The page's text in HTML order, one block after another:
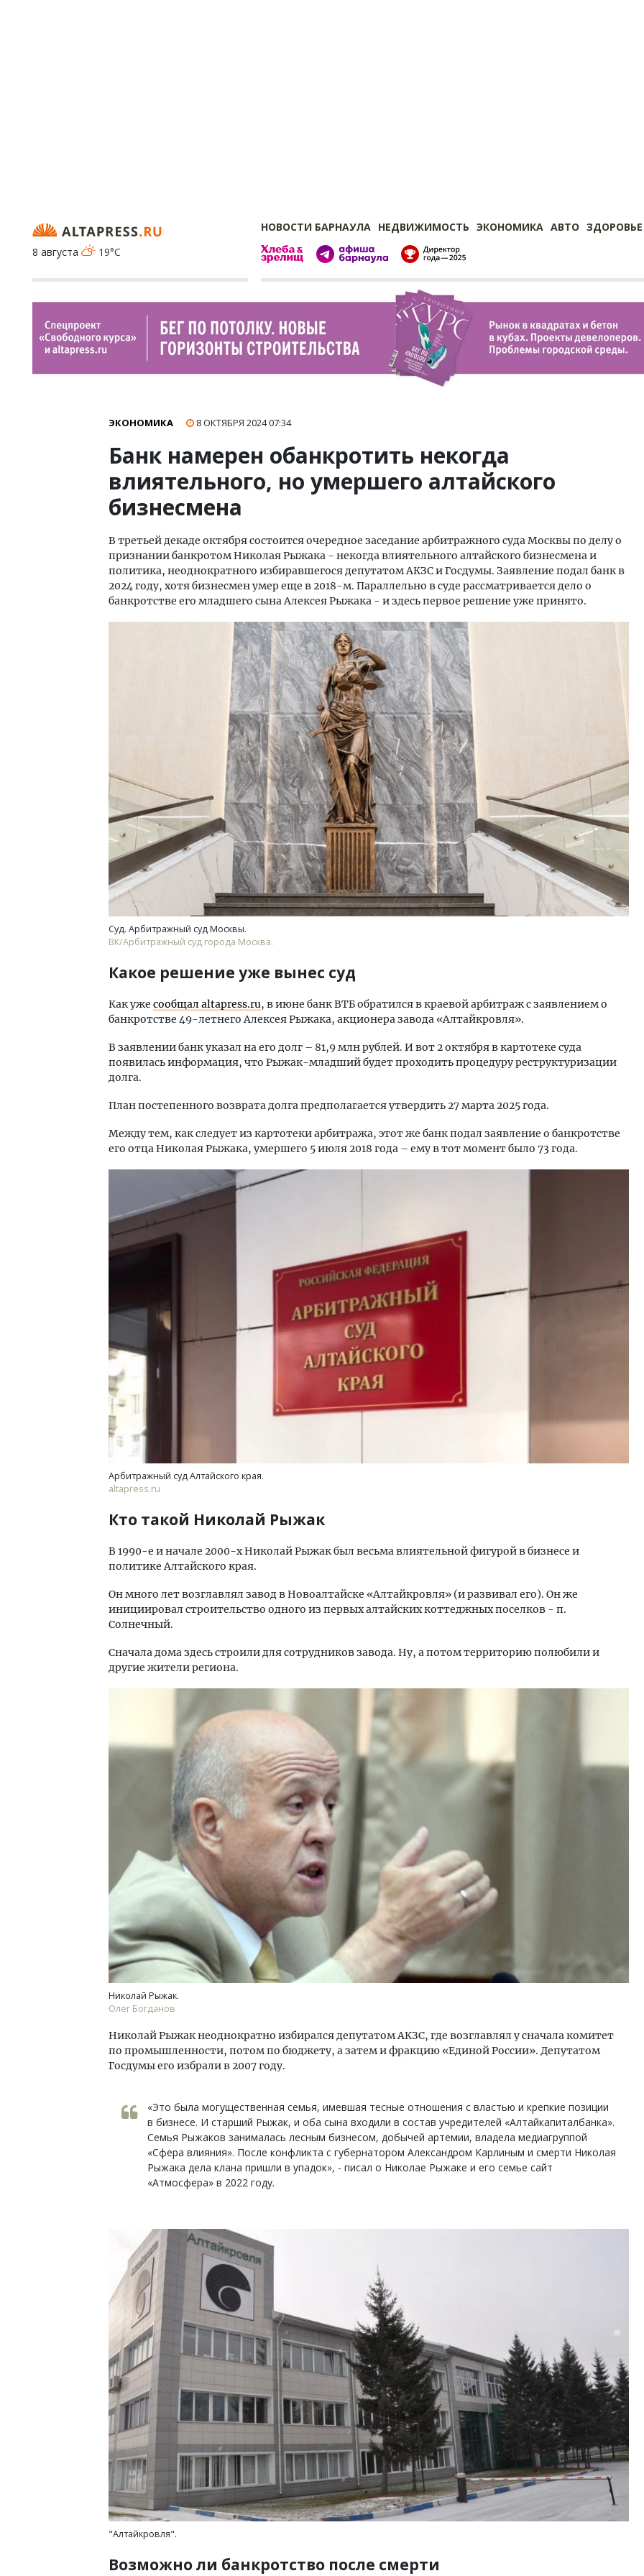
НОВОСТИ БАРНАУЛА НЕДВИЖИМОСТЬ ЭКОНОМИКА АВТО ЗДОРОВЬЕ
8 августа
19°C
ЭКОНОМИКА 8 ОКТЯБРЯ 202407:34
Банк намерен обанкротить некогда
влиятельного, но умершего алтайского
бизнесмена
В третьей декаде октября состоится очередное заседание арбитражного суда Москвы по делу о
признании банкротом Николая Рыжака - некогда влиятельного алтайского бизнесмена и
политика, неоднократного избиравшегося депутатом АКЗС и Госдумы. Заявление подал банк в
2024 году, хотя бизнесмен умер еще в 2018-м. Параллельно в суде рассматривается дело о
банкротстве его младшего сына Алексея Рыжака - и здесь первое решение уже принято.
Суд. Арбитражный суд Москвы.
ВК/Арбитражный суд города Москва.
Какое решение уже вынес суд
Как уже сообщал altapress.ru, в июне банк ВТБ обратился в краевой арбитраж с заявлением о
банкротстве 49-летнего Алексея Рыжака, акционера завода «Алтайкровля».
В заявлении банк указал на его долг – 81,9 млн рублей. И вот 2 октября в картотеке суда
появилась информация, что Рыжак-младший будет проходить процедуру реструктуризации
долга.
План постепенного возврата долга предполагается утвердить 27 марта 2025 года.
Между тем, как следует из картотеки арбитража, этот же банк подал заявление о банкротстве
его отца Николая Рыжака, умершего 5 июля 2018 года – ему в тот момент было 73 года.
Арбитражный суд Алтайского края.
altapress.ru
Кто такой Николай Рыжак
В 1990-е и начале 2000-х Николай Рыжак был весьма влиятельной фигурой в бизнесе и
политике Алтайского края.
Он много лет возглавлял завод в Новоалтайске «Алтайкровля» (и развивал его). Он же
инициировал строительство одного из первых алтайских коттеджных поселков - п.
Солнечный.
Сначала дома здесь строили для сотрудников завода. Ну, а потом территорию полюбили и
другие жители региона.
Николай Рыжак.
Олег Богданов
Николай Рыжак неоднократно избирался депутатом АКЗС, где возглавлял у сначала комитет
по промышленности, потом по бюджету, а затем и фракцию «Единой России». Депутатом
Госдумы его избрали в 2007 году.
«Это была могущественная семья, имевшая тесные отношения с властью и крепкие позиции
в бизнесе. И старший Рыжак, и оба сына входили в состав учредителей «Алтайкапиталбанка».
Семья Рыжаков занималась лесным бизнесом, добычей артемии, владела медиагруппой
«Сфера влияния». После конфликта с губернатором Александром Карлиным и смерти Николая
Рыжака дела клана пришли в упадок», - писал о Николае Рыжаке и его семье сайт
«Атмосфера» в 2022 году.
"Алтайкровля".
Возможно ли банкротство после смерти
Смелость архитектурных идей.
Генеральный директор компании
ЗИАС — об эстетике городов,
трендах в фасадах и развитии рынка
СТРОИТЕЛЬСТВО
Архитектурный код
земли. Мощение
плитами становится
стандартом
СТРОИТЕЛЬСТВО